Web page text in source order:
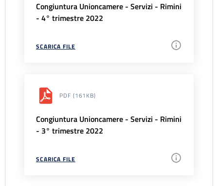
Congiuntura Unioncamere - Servizi - Rimini
- 4° trimestre 2022
SCARICA FILE
PDF (161KB)
Congiuntura Unioncamere - Servizi - Rimini
- 3° trimestre 2022
SCARICA FILE